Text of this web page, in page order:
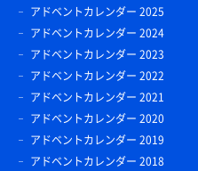
アドベントカレンダー 2025
アドベントカレンダー 2024
アドベントカレンダー 2023
アドベントカレンダー 2022
アドベントカレンダー 2021
アドベントカレンダー 2020
アドベントカレンダー 2019
アドベントカレンダー 2018